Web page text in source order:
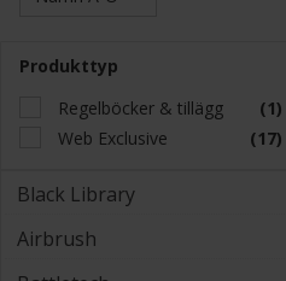
Produkttyp
Regelböcker & tillägg
(1)
Web Exclusive
(17)
Black Library
Airbrush